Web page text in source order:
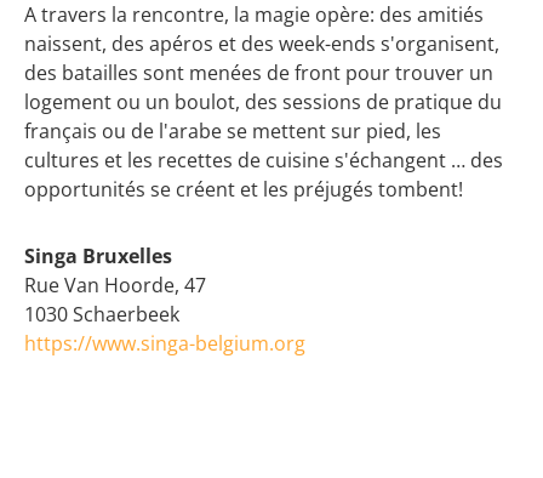
A travers la rencontre, la magie opère: des amitiés
naissent, des apéros et des week-ends s'organisent,
des batailles sont menées de front pour trouver un
logement ou un boulot, des sessions de pratique du
français ou de l'arabe se mettent sur pied, les
cultures et les recettes de cuisine s'échangent … des
opportunités se créent et les préjugés tombent!
Singa Bruxelles
Rue Van Hoorde, 47
1030 Schaerbeek
https://www.singa-belgium.org